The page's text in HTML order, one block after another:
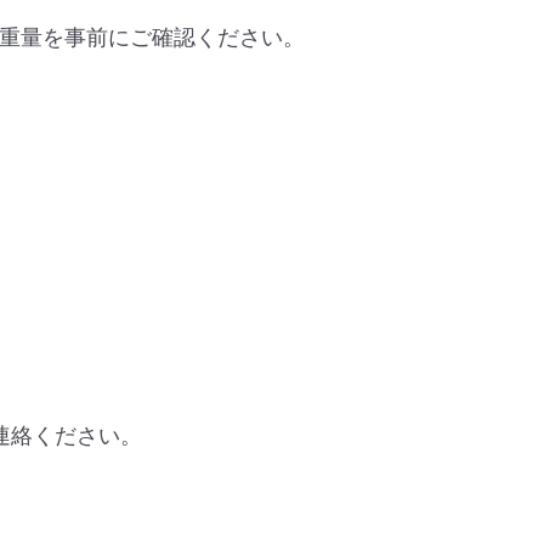
量を事前にご確認ください。
ください。